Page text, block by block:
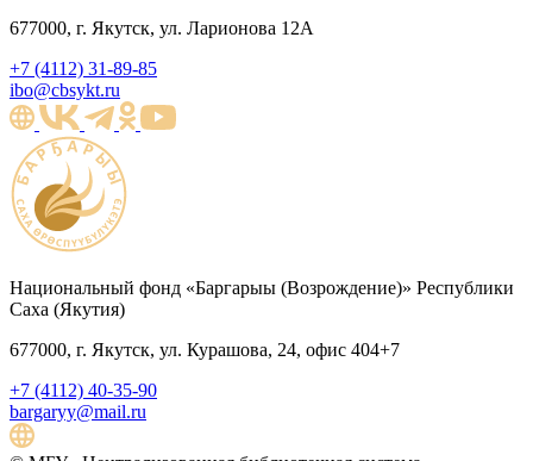
677000, г. Якутск, ул. Ларионова 12А
+7 (4112) 31-89-85
ibo@cbsykt.ru
Национальный фонд «Баргарыы (Возрождение)» Республики
Саха (Якутия)
677000, г. Якутск, ул. Курашова, 24, офис 404+7
+7 (4112) 40-35-90
bargaryy@mail.ru